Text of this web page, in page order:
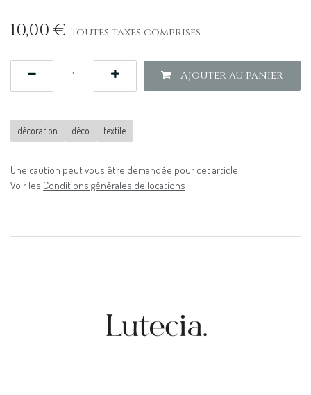
10,00€ Toutes taxes comprises
Ajouter au panier
décoration déco textile
Une caution peut vous être demandée pour cet article.
Voir les Conditions générales de locations